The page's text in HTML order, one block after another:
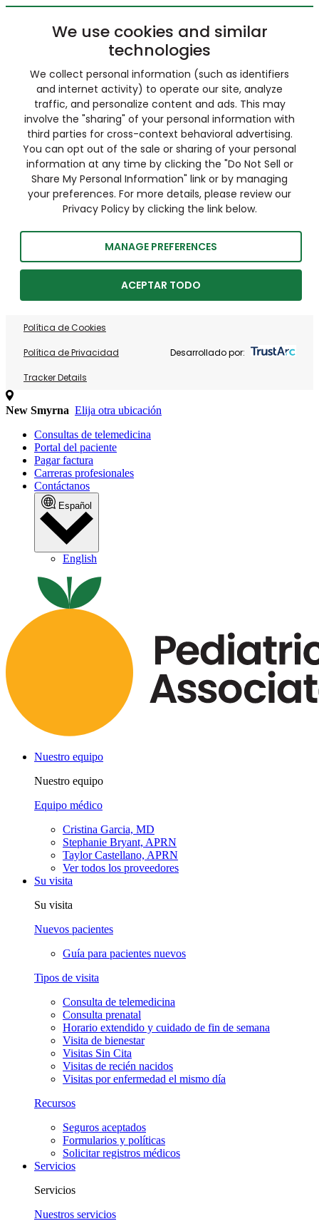
We use cookies and similar
technologies
We collect personal information (such as identifiers
and internet activity) to operate our site, analyze
traffic, and personalize content and ads. This may
involve the "sharing" of your personal information with
third parties for cross-context behavioral advertising.
You can opt out of the sale or sharing of your personal
information at any time by clicking the "Do Not Sell or
Share My Personal Information" link or by managing
your preferences. For more details, please review our
Privacy Policy by clicking the link below.
MANAGE PREFERENCES
ACEPTAR TODO
Política de Cookies
Política de Privacidad
Tracker Details
Desarrollado por:
New Smyrna Elija otra ubicación
Consultas de telemedicina
Portal del paciente
Pagar factura
Carreras profesionales
Contáctanos
Español
English
Nuestro equipo
Nuestro equipo
Equipo médico
Cristina Garcia, MD
Stephanie Bryant, APRN
Taylor Castellano, APRN
Ver todos los proveedores
Su visita
Su visita
Nuevos pacientes
Guía para pacientes nuevos
Tipos de visita
Consulta de telemedicina
Consulta prenatal
Horario extendido y cuidado de fin de semana
Visita de bienestar
Visitas Sin Cita
Visitas de recién nacidos
Visitas por enfermedad el mismo día
Recursos
Seguros aceptados
Formularios y políticas
Solicitar registros médicos
Servicios
Servicios
Nuestros servicios